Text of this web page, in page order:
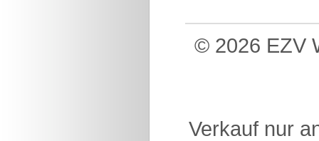
© 2026 EZV
Verkauf nur